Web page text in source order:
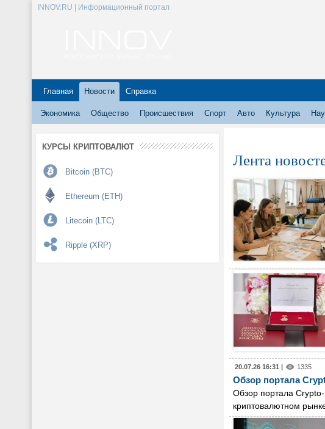
INNOV.RU | Информационный портал
Главная Новости Справка
Экономика Общество Происшествия Спорт Авто Культура
КУРСЫ КРИПТОВАЛЮТ
Bitcoin (BTC)
Ethereum (ETH)
Litecoin (LTC)
Ripple (XRP)
Лента
20.07.26 16:31 | 1335
Обзор портала
Обзор портала
криптовалютном